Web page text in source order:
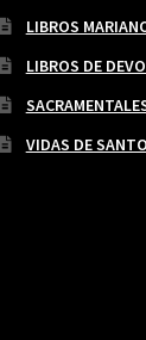
LIBROS
LIBROS DE
VIDAS DE